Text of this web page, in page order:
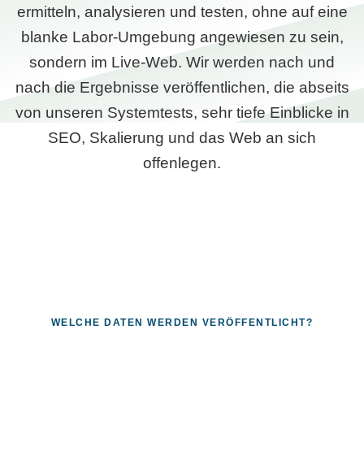
ermitteln, analysieren und testen, ohne auf eine
blanke Labor-Umgebung angewiesen zu sein,
sondern im Live-Web. Wir werden nach und
nach die Ergebnisse veröffentlichen, die abseits
von unseren Systemtests, sehr tiefe Einblicke in
SEO, Skalierung und das Web an sich
offenlegen.
WELCHE DATEN WERDEN VERÖFFENTLICHT?